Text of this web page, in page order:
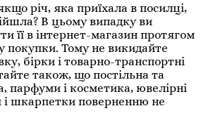
річ, яка приїхала в посилці,
В цьому випадку ви
її в інтернет-магазин протягом
покупки. Тому не викидайте
бірки і товарно-транспортні
також, що постільна та
парфуми і косметика, ювелірні
і шкарпетки поверненню не